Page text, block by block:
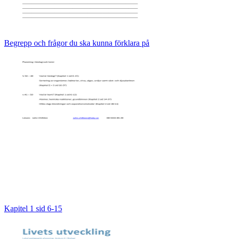
Begrepp och frågor du ska kunna förklara på
Kapitel 1 sid 6-15